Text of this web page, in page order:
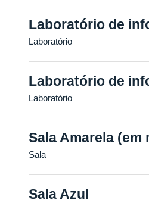
Laboratório de
Laboratório
Laboratório de
Laboratório
Sala Amarela (em
Sala
Sala Azul